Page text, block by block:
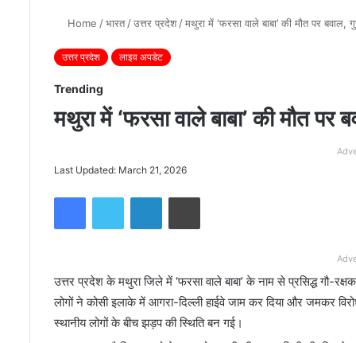
Home /भारत /उत्तर प्रदेश /मथुरा में ‘फरसा वाले बाबा’ की मौत पर बवाल,
उत्तर प्रदेश लाइव अपडेट
Trending
मथुरा में ‘फरसा वाले बाबा’ की मौत पर
Last Updated: March 21, 2026
उत्तर प्रदेश के मथुरा जिले में ‘फरसा वाले बाबा’ के नाम से प्रसिद्ध गौ-
लोगों ने कोसी इलाके में आगरा-दिल्ली हाईवे जाम कर दिया और जमकर
स्थानीय लोगों के बीच झड़प की स्थिति बन गई।